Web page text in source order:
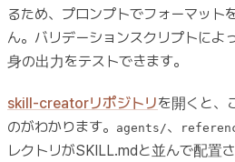
るため、プロンプトでフォーマット
ん。バリデーションスクリプトによ
身の出力をテストできます。
skill-creatorリポジトリを開くと、
のがわかります。
agents/、
レクトリがSKILL.mdと並んで配置